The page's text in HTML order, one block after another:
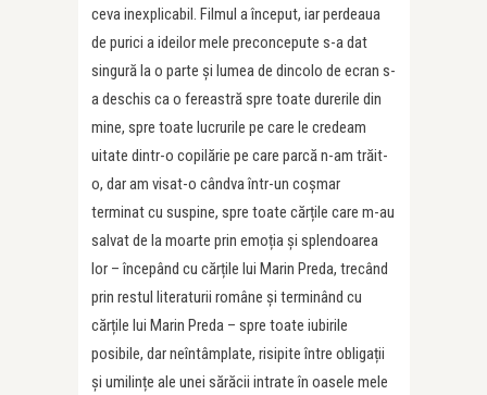
ceva inexplicabil. Filmul a început, iar perdeaua
de purici a ideilor mele preconcepute s-a dat
singură la o parte și lumea de dincolo de ecran s-
a deschis ca o fereastră spre toate durerile din
mine, spre toate lucrurile pe care le credeam
uitate dintr-o copilărie pe care parcă n-am trăit-
o, dar am visat-o cândva într-un coșmar
terminat cu suspine, spre toate cărțile care m-au
salvat de la moarte prin emoția și splendoarea
lor – începând cu cărțile lui Marin Preda, trecând
prin restul literaturii române și terminând cu
cărțile lui Marin Preda – spre toate iubirile
posibile, dar neîntâmplate, risipite între obligații
și umilințe ale unei sărăcii intrate în oasele mele